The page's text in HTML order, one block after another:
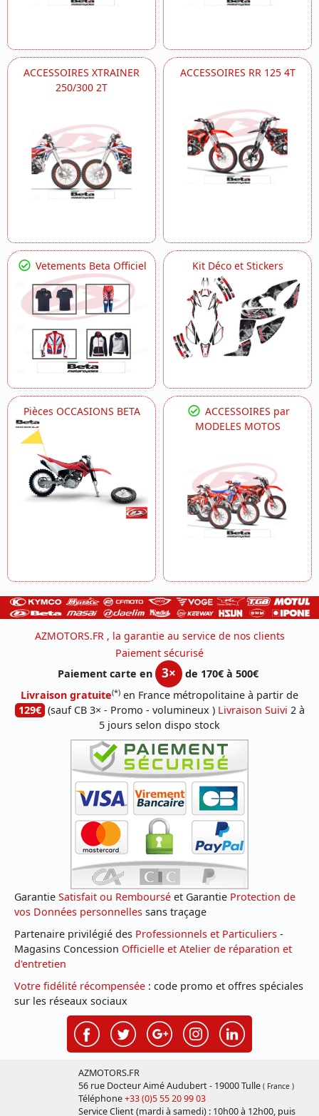
ACCESSOIRES XTRAINER
250/300 2T
ACCESSOIRES RR 125 4T
Vetements Beta Officiel Kit Déco et Stickers
Pièces OCCASIONS BETA
ACCESSOIRES par
MODELES MOTOS
AZMOTORS.FR , la garantie au service de nos clients
Paiement sécurisé
Paiement carte en
3×
de 170€ à 500€
Livraison gratuite(*) en France métropolitaine à partir de
129€ (sauf CB 3× - Promo - volumineux ) Livraison Suivi 2 à
5 jours selon dispo stock
Garantie Satisfait ou Remboursé et Garantie Protection de
vos Données personnelles sans traçage
Partenaire privilégié des Professionnels et Particuliers -
Magasins Concession Officielle et Atelier de réparation et
d'entretien
Votre fidélité récompensée : code promo et offres spéciales
sur les réseaux sociaux
AZMOTORS.FR
56 rue Docteur Aimé Audubert - 19000 Tulle ( France )
Téléphone+33 (0)5 55 20 99 03
Service Client (mardi à samedi) : 10h00 à 12h00, puis